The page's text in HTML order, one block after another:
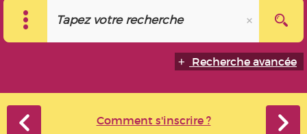
Recherche avancée
Comment s'inscrire ?